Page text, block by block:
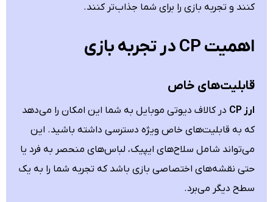
کنند و تجربه بازی را برای شما جذاب‌تر کنند.
اهمیت CP در تجربه بازی
قابلیت‌های خاص
ارز CP
در کالاف دیوتی موبایل به شما این امکان را می‌دهد
که به قابلیت‌های خاص ویژه دسترسی داشته باشید. این
می‌تواند شامل سلاح‌های ایپیک، لباس‌های منحصر به فرد یا
حتی نقشه‌های اختصاصی بازی باشد که تجربه شما را به یک
سطح دیگر می‌برد.